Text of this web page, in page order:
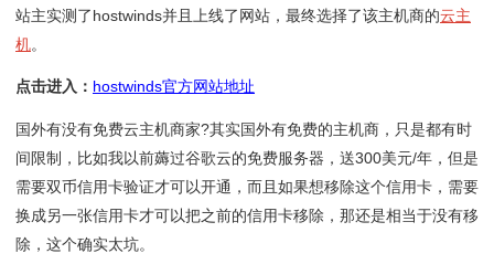
站主实测了hostwinds并且上线了网站，最终选择了该主机商的云主
机。
点击进入： hostwinds官方网站地址
国外有没有免费云主机商家?其实国外有免费的主机商，只是都有时
间限制，比如我以前薅过谷歌云的免费服务器，送300美元/年，但是
需要双币信用卡验证才可以开通，而且如果想移除这个信用卡，需要
换成另一张信用卡才可以把之前的信用卡移除，那还是相当于没有移
除，这个确实太坑。